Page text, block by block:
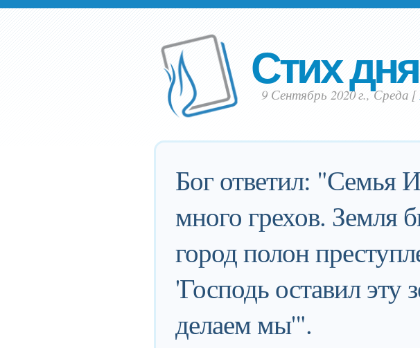
Стих дня
9 Сентябрь 2020 г., Среда [
Бог ответил: "Семья
много грехов. Земля
город полон
'Господь оставил
делаем мы'".